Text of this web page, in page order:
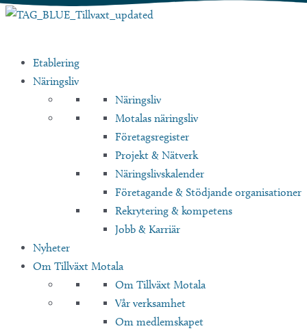
Hoppa
Etablering
Näringsliv
Näringsliv
Motalas näringsliv
Företagsregister
Projekt & Nätverk
Näringslivskalender
Företagande & Stödjande organisationer
Rekrytering & kompetens
Jobb & Karriär
Nyheter
Om Tillväxt Motala
Om Tillväxt Motala
Vår verksamhet
Om medlemskapet